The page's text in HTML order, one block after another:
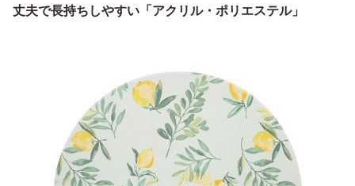
丈夫で長持ちしやすい「アクリル・ポリエステル」